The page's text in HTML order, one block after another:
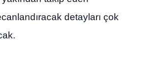
detayları çok